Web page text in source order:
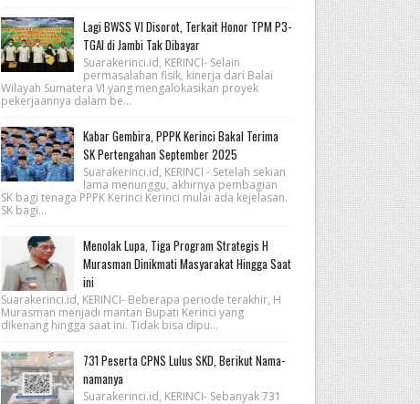
Lagi BWSS VI Disorot, Terkait Honor TPM P3-
TGAI di Jambi Tak Dibayar
Suarakerinci.id, KERINCI- Selain
permasalahan fisik, kinerja dari Balai
Wilayah Sumatera VI yang mengalokasikan proyek
pekerjaannya dalam be...
Kabar Gembira, PPPK Kerinci Bakal Terima
SK Pertengahan September 2025
Suarakerinci.id, KERINCI - Setelah sekian
lama menunggu, akhirnya pembagian
SK bagi tenaga PPPK Kerinci Kerinci mulai ada kejelasan.
SK bagi...
Menolak Lupa, Tiga Program Strategis H
Murasman Dinikmati Masyarakat Hingga Saat
ini
Suarakerinci.id, KERINCI- Beberapa periode terakhir, H
Murasman menjadi mantan Bupati Kerinci yang
dikenang hingga saat ini. Tidak bisa dipu...
731 Peserta CPNS Lulus SKD, Berikut Nama-
namanya
Suarakerinci.id, KERINCI- Sebanyak 731